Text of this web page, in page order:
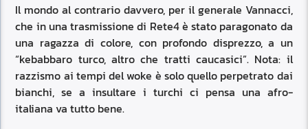
Il mondo al contrario davvero, per il generale Vannacci,
che in una trasmissione di Rete4 è stato paragonato da
una ragazza di colore, con profondo disprezzo, a un
“kebabbaro turco, altro che tratti caucasici”. Nota: il
razzismo ai tempi del woke è solo quello perpetrato dai
bianchi, se a insultare i turchi ci pensa una afro-
italiana va tutto bene.